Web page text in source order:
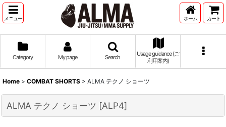
メニュー ホーム カート
Category My page Search
Usage guidance (ご
利用案内)
Home > COMBAT SHORTS > ALMA テクノ ショーツ
ALMA テクノ ショーツ [ALP4]